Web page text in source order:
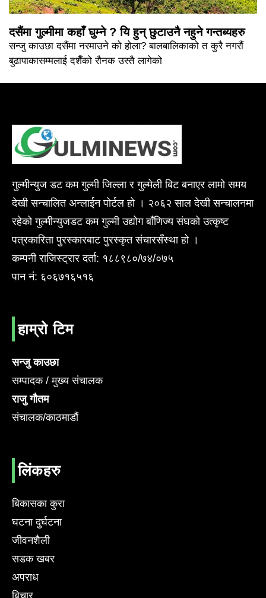
दसैंमा गुल्मीमा कहाँ घुम्ने ? यि हुन् छुटाउनै नहुने गन्तब्यहरु
सन्जु काउछा दसैंमा नरमाउने को होला? बालबालिकाको त कुरै नगरौं
बुढापाकासम्मलाई दशैँको रौनक उस्तै लागेको
गुल्मीन्युज डट कम गुल्मी जिल्ला र गुल्मेली बिट बनाएर लामो समय
देखी सन्चालित अन्लाईन पोर्टल हो । २०६२ साल देखी सन्चालनमा
रहेको गुल्मीन्युजडट कम गुल्मी उद्योग बाँणिज्य संघको उत्कृष्ट
पत्रकारिता पुरस्कारबाट पुरस्कृत संचारसँस्था हो ।
कम्पनी राजिस्ट्रार दर्ता: १८८९८०/७४/०७५
पान नं: ६०६७१६५१६
हाम्रो टिम
सन्जु काउछा
सम्पादक / मुख्य संचालक
राजु गौतम
संचालक/काठमाडौं
लिंकहरु
बिकासका कुरा
घटना दुर्घटना
जीवनशैली
सडक खबर
अपराध
बिचार